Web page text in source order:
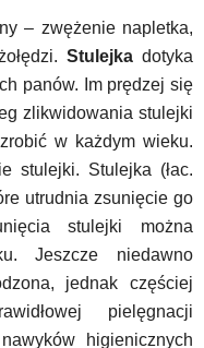
– zwężenie napletka,
Stulejka dotyka
panów. Im prędzej się
zlikwidowania stulejki
w każdym wieku.
stulejki. Stulejka (łac.
utrudnia zsunięcie go
stulejki można
Jeszcze niedawno
jednak częściej
pielęgnacji
higienicznych